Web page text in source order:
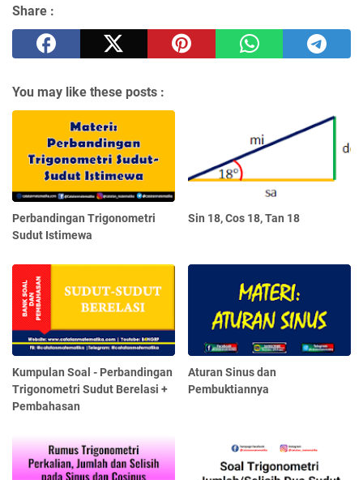
Share :
You may like these posts :
Perbandingan Trigonometri
Sudut Istimewa
Sin 18, Cos 18, Tan 18
Kumpulan Soal - Perbandingan
Trigonometri Sudut Berelasi +
Pembahasan
Aturan Sinus dan
Pembuktiannya